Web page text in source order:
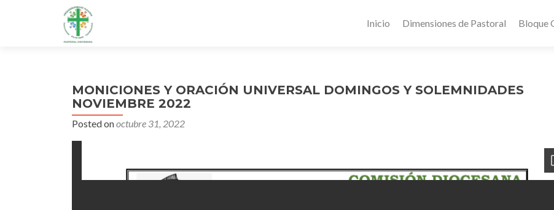
Inicio Dimensiones de Pastoral Bloque
MONICIONES Y ORACIÓN UNIVERSAL DOMINGOS Y SOLEMNIDADES
NOVIEMBRE 2022
Posted onoctubre 31, 2022